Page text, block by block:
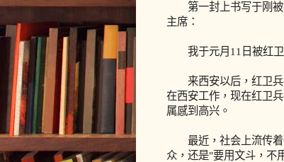
第一封上书写于刚被
主席：
我于元月11日被红卫
来西安以后，红卫兵
在西安工作，现在红卫
属感到高兴。
最近，社会上流传着
众，还是"要用文斗，不